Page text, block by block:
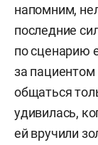
напомним,
последние
по сценарию
за пациентом
общаться
удивилась,
ей вручили